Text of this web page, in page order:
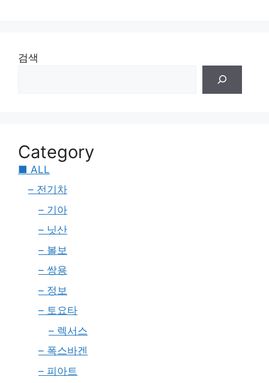
검색
Category
■ ALL
– 전기차
– 기아
– 닛산
– 볼보
– 쌍용
– 정보
– 토요타
– 렉서스
– 폭스바겐
– 피아트